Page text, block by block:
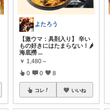
よたろう
【激ウマ：具剤入り】 辛い
もの好きにはたまらない！🌶️
海底撈 ...
￥ 1,480～
0 0 8
コレ いいね